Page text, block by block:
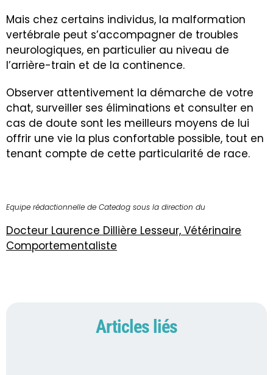
Mais chez certains individus, la malformation
vertébrale peut s’accompagner de troubles
neurologiques, en particulier au niveau de
l’arrière-train et de la continence.
Observer attentivement la démarche de votre
chat, surveiller ses éliminations et consulter en
cas de doute sont les meilleurs moyens de lui
offrir une vie la plus confortable possible, tout en
tenant compte de cette particularité de race.
Equipe rédactionnelle de Catedog sous la direction du
Docteur Laurence Dillière Lesseur, Vétérinaire
Comportementaliste
Articles liés